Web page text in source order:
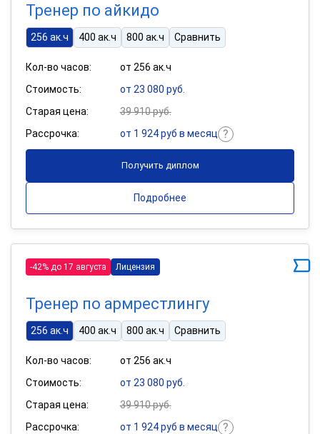
Тренер по айкидо
256 ак.ч 400 ак.ч 800 ак.ч Сравнить
Кол-во часов:
от 256 ак.ч
Стоимость:
от 23 080 руб.
Старая цена:
39 910 руб.
Рассрочка:
от 1 924 руб в месяц
Получить диплом
Подробнее
-42% до 17 августа Лицензия
Тренер по армрестлингу
256 ак.ч 400 ак.ч 800 ак.ч Сравнить
Кол-во часов:
от 256 ак.ч
Стоимость:
от 23 080 руб.
Старая цена:
39 910 руб.
Рассрочка:
от 1 924 руб в месяц